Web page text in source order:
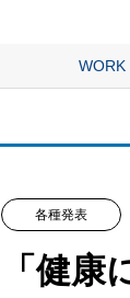
WORK
各種発表
「健